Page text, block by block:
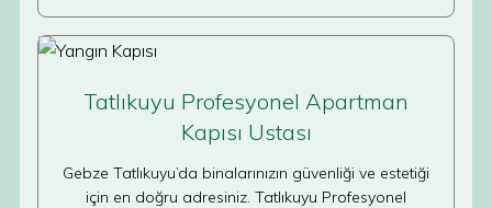
Tatlıkuyu Profesyonel Apartman
Kapısı Ustası
Gebze Tatlıkuyu’da binalarınızın güvenliği ve estetiği
için en doğru adresiniz. Tatlıkuyu Profesyonel